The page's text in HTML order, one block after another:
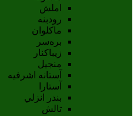
املش
رودبنه
ماکلوان
بره‌سر
زیباکنار
منجیل
آستانه اشرفيه
آستارا
بندر انزلي
تالش